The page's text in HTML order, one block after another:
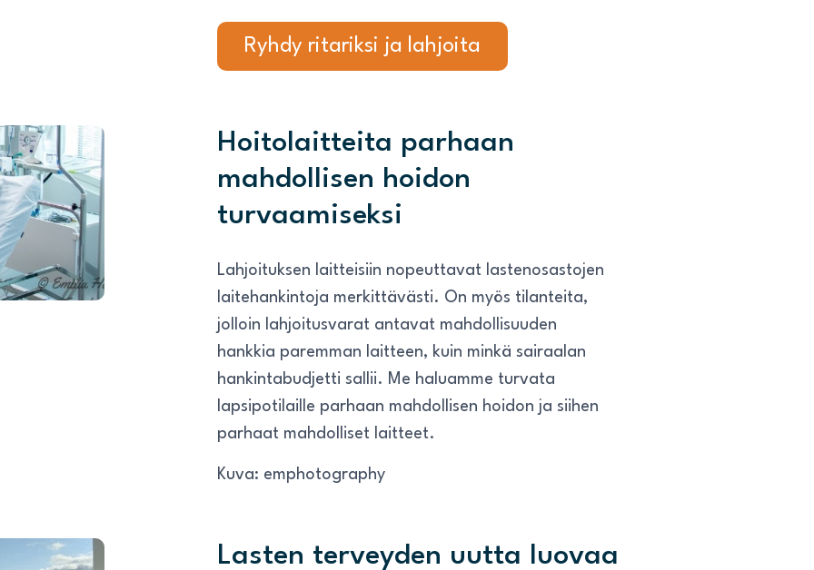
Ryhdy ritariksi ja lahjoita
Hoitolaitteita parhaan
mahdollisen hoidon
turvaamiseksi
Lahjoituksen laitteisiin nopeuttavat lastenosastojen
laitehankintoja merkittävästi. On myös tilanteita,
jolloin lahjoitusvarat antavat mahdollisuuden
hankkia paremman laitteen, kuin minkä sairaalan
hankintabudjetti sallii. Me haluamme turvata
lapsipotilaille parhaan mahdollisen hoidon ja siihen
parhaat mahdolliset laitteet.
Kuva: emphotography
Lasten terveyden uutta luovaa